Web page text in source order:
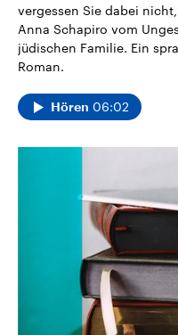
vergessen Sie dabei
Anna Schapiro vom
jüdischen Familie. Ein
Roman.
Hören 06:02